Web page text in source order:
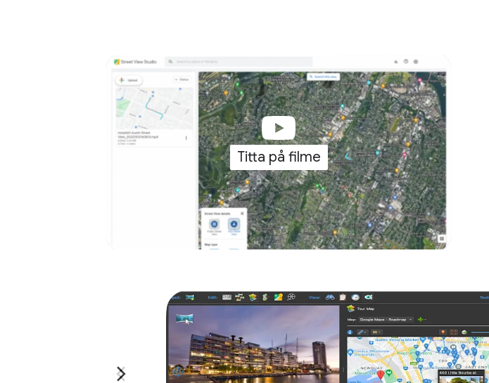
Titta på filme